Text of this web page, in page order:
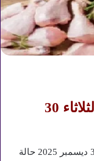
أسعار الدواجن واللحوم اليوم الثلاثاء 30
شهدت أسعار الدواجن واللحوم اليوم الثلاثاء 30 ديسمبر 2025 حالة